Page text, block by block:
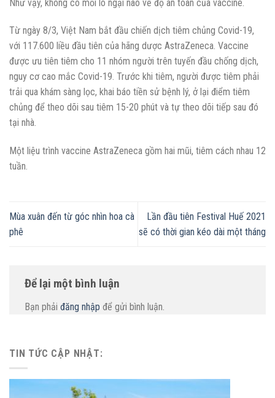
Như vậy, không có mối lo ngại nào về độ an toàn của vaccine.
Từ ngày 8/3, Việt Nam bắt đầu chiến dịch tiêm chủng Covid-19,
với 117.600 liều đầu tiên của hãng dược AstraZeneca. Vaccine
được ưu tiên tiêm cho 11 nhóm người trên tuyến đầu chống dịch,
nguy cơ cao mắc Covid-19. Trước khi tiêm, người được tiêm phải
trải qua khám sàng lọc, khai báo tiền sử bệnh lý, ở lại điểm tiêm
chủng để theo dõi sau tiêm 15-20 phút và tự theo dõi tiếp sau đó
tại nhà.
Một liệu trình vaccine AstraZeneca gồm hai mũi, tiêm cách nhau 12
tuần.
Mùa xuân đến từ góc nhìn hoa cà
phê
Lần đầu tiên Festival Huế 2021
sẽ có thời gian kéo dài một tháng
Để lại một bình luận
Bạn phải đăng nhập để gửi bình luận.
TIN TỨC CẬP NHẬT: